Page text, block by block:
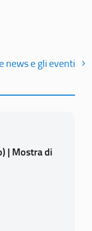
news e gli eventi
| Mostra di